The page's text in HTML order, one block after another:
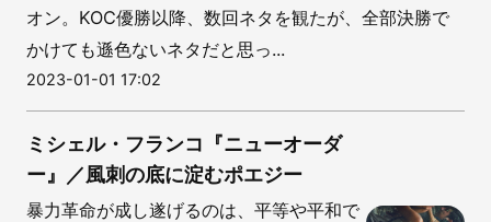
オン。KOC優勝以降、数回ネタを観たが、全部決勝で
かけても遜色ないネタだと思っ...
2023-01-01 17:02
ミシェル・フランコ『ニューオーダ
ー』／風刺の底に淀むポエジー
暴力革命が成し遂げるのは、平等や平和で